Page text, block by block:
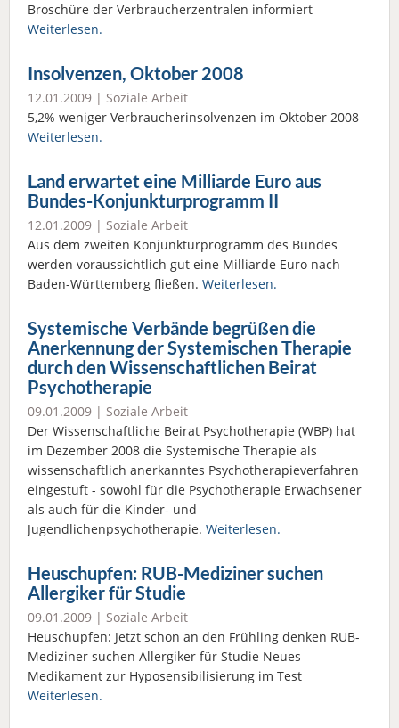
Broschüre der Verbraucherzentralen informiert
Weiterlesen.
Insolvenzen, Oktober 2008
12.01.2009 | Soziale Arbeit
5,2% weniger Verbraucherinsolvenzen im Oktober 2008
Weiterlesen.
Land erwartet eine Milliarde Euro aus
Bundes-Konjunkturprogramm II
12.01.2009 | Soziale Arbeit
Aus dem zweiten Konjunkturprogramm des Bundes
werden voraussichtlich gut eine Milliarde Euro nach
Baden-Württemberg fließen. Weiterlesen.
Systemische Verbände begrüßen die
Anerkennung der Systemischen Therapie
durch den Wissenschaftlichen Beirat
Psychotherapie
09.01.2009 | Soziale Arbeit
Der Wissenschaftliche Beirat Psychotherapie (WBP) hat
im Dezember 2008 die Systemische Therapie als
wissenschaftlich anerkanntes Psychotherapieverfahren
eingestuft - sowohl für die Psychotherapie Erwachsener
als auch für die Kinder- und
Jugendlichenpsychotherapie. Weiterlesen.
Heuschupfen: RUB-Mediziner suchen
Allergiker für Studie
09.01.2009 | Soziale Arbeit
Heuschupfen: Jetzt schon an den Frühling denken RUB-
Mediziner suchen Allergiker für Studie Neues
Medikament zur Hyposensibilisierung im Test
Weiterlesen.